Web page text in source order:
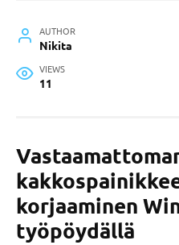
AUTHOR
Nikita
VIEWS
11
korjaaminen
työpöydällä